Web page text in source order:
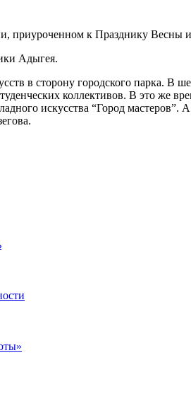
приуроченном к Празднику Весны
Адыгея.
в сторону городского парка. В
коллективов. В это же
искусства “Город мастеров”.